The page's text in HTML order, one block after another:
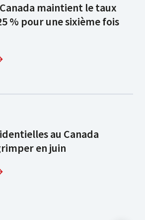
maintient le taux
% pour une sixième fois
au Canada
en juin